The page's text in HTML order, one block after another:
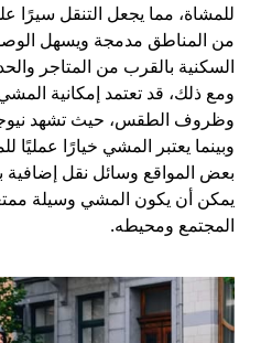
للمشاة، مما يجعل التنقل سيرًا
من المناطق مدمجة ويسهل
السكنية بالقرب من المتاجر
ومع ذلك، قد تعتمد إمكانية
وظروف الطقس، حيث تشهد
وبينما يعتبر المشي خيارًا
بعض المواقع وسائل نقل
يمكن أن يكون المشي وسيلة
المجتمع ومحيطه.